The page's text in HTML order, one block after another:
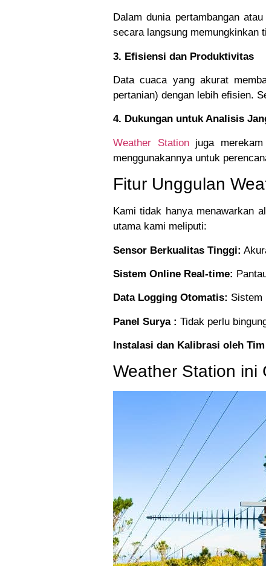
Dalam dunia pertambangan
secara langsung memungkinkan
3. Efisiensi dan Produktivitas
Data cuaca yang akurat
pertanian) dengan lebih efisien.
4. Dukungan untuk Analisis
Weather Stationjuga merekam
menggunakannya untuk
Fitur Unggulan
Kami tidak hanya menawarkan
utama kami meliputi:
Sensor Berkualitas Tinggi:
Sistem Online Real-time:
Data Logging Otomatis: Sistem
Panel Surya : Tidak perlu
Instalasi dan Kalibrasi oleh
Weather Station ini